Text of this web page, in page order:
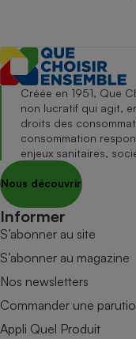
Créée en 1951, Que
non lucratif qui agit,
droits des
consommation
enjeux sanitaires,
Nous découvrir
Informer
S’abonner au site
S’abonner au magazine
Nos newsletters
Commander une
Appli Quel Produit